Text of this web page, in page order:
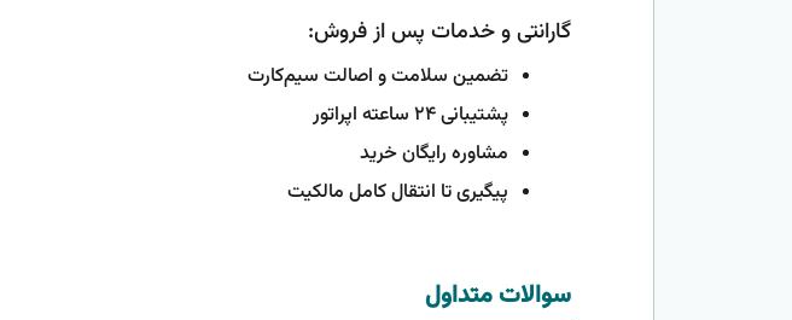
گارانتی و خدمات پس از فروش:
تضمین سلامت و اصالت سیم‌کارت
پشتیبانی ۲۴ ساعته اپراتور
مشاوره رایگان خرید
پیگیری تا انتقال کامل مالکیت
سوالات متداول